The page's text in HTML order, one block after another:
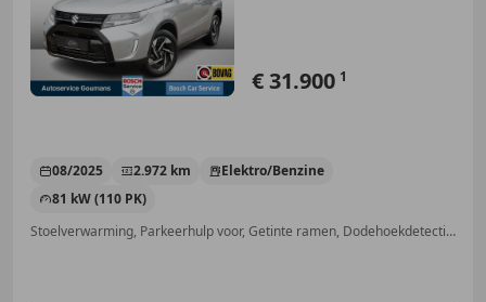
€ 31.900 1
08/2025 2.972 km
Elektro/Benzine
81 kW (110 PK)
Stoelverwarming, Parkeerhulp voor, Getinte ramen, Dodehoekdetectie, Alarm, Android Auto, Schakelflippers, Automatische klimaatregeling